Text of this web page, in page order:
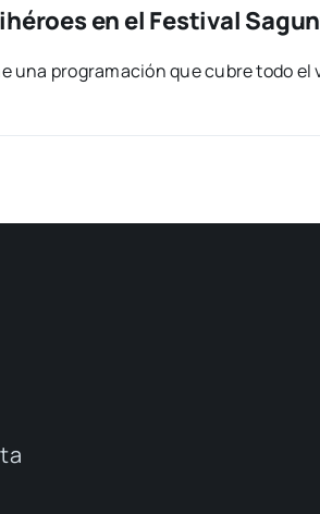
en el Festival
una pro­gra­ma­ción que cubre todo el